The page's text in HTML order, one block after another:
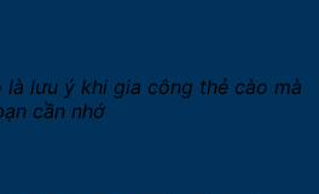
là lưu ý khi gia công thẻ cào mà
cần nhớ